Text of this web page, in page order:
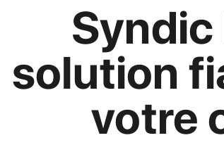
Syndic
solution
votre